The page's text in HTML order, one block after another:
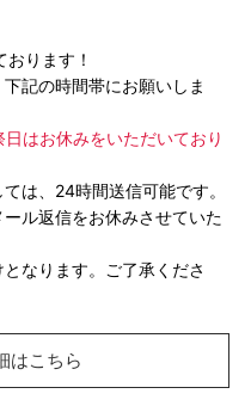
ります！
記の時間帯にお願いしま
はお休みをいただいており
は、24時間送信可能です。
ル返信をお休みさせていた
なります。ご了承くださ
はこちら